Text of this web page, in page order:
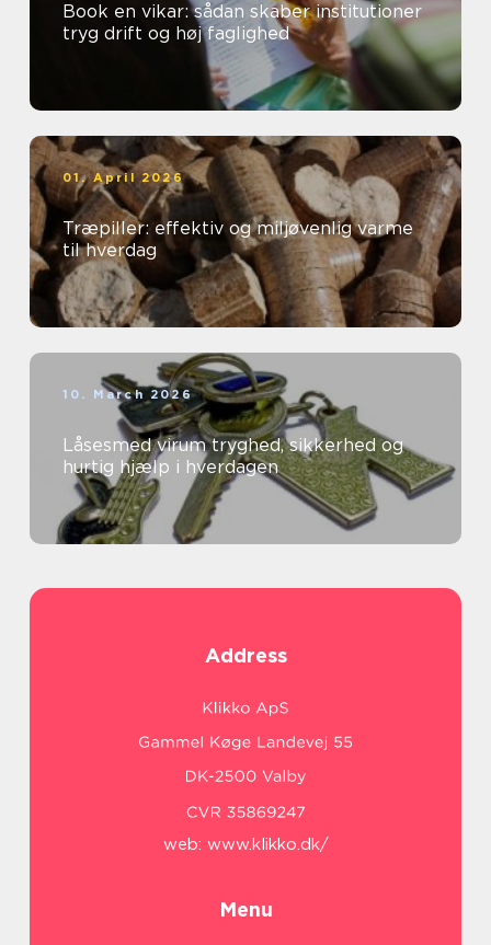
Book en vikar: sådan skaber institutioner
tryg drift og høj faglighed
01. April 2026
Træpiller: effektiv og miljøvenlig varme
til hverdag
10. March 2026
Låsesmed virum tryghed, sikkerhed og
hurtig hjælp i hverdagen
Address
web: www.klikko.dk/
Menu